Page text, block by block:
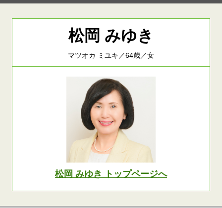
松岡 みゆき
マツオカ ミユキ／64歳／女
松岡 みゆき トップページへ